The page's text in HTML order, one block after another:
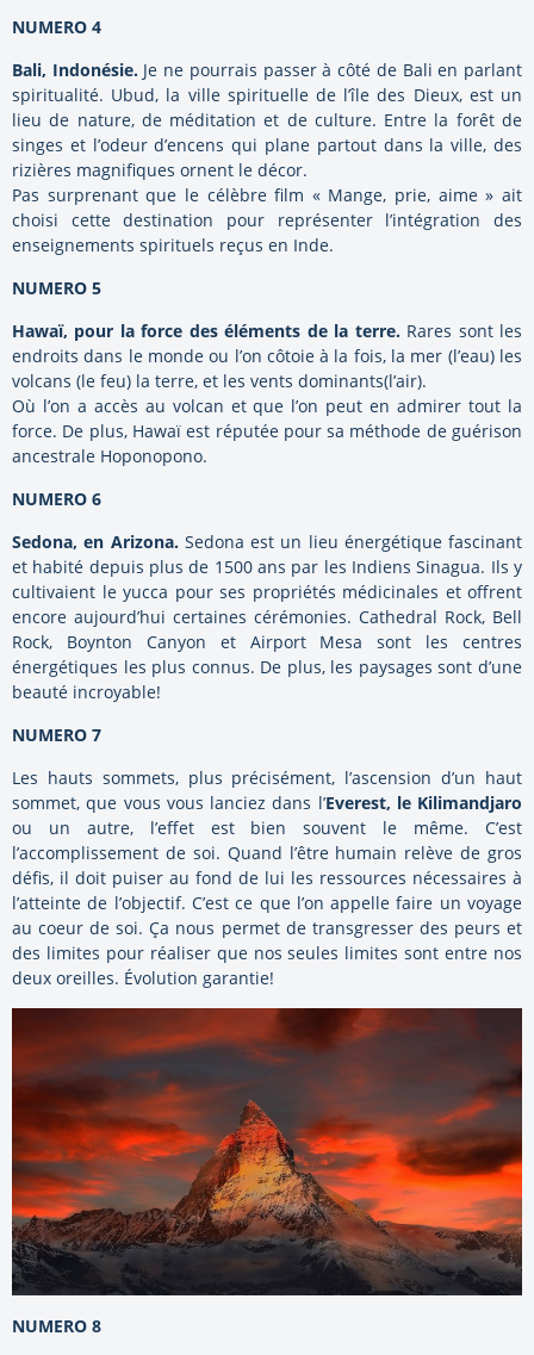
NUMERO 4
Bali, Indonésie.Je ne pourrais passer à côté de Bali en parlant
spiritualité. Ubud, la ville spirituelle de l’île des Dieux, est un
lieu de nature, de méditation et de culture. Entre la forêt de
singes et l’odeur d’encens qui plane partout dans la ville, des
rizières magnifiques ornent le décor.
Pas surprenant que le célèbre film « Mange, prie, aime » ait
choisi cette destination pour représenter l’intégration des
enseignements spirituels reçus en Inde.
NUMERO 5
Hawaï, pour la force des éléments de la terre.Rares sont les
endroits dans le monde ou l’on côtoie à la fois, la mer (l’eau) les
volcans (le feu) la terre, et les vents dominants(l’air).
Où l’on a accès au volcan et que l’on peut en admirer tout la
force. De plus, Hawaï est réputée pour sa méthode de guérison
ancestrale Hoponopono.
NUMERO 6
Sedona, en Arizona.Sedona est un lieu énergétique fascinant
et habité depuis plus de 1500 ans par les Indiens Sinagua. Ils y
cultivaient le yucca pour ses propriétés médicinales et offrent
encore aujourd’hui certaines cérémonies. Cathedral Rock, Bell
Rock, Boynton Canyon et Airport Mesa sont les centres
énergétiques les plus connus. De plus, les paysages sont d’une
beauté incroyable!
NUMERO 7
Les hauts sommets, plus précisément, l’ascension d’un haut
sommet, que vous vous lanciez dans l’Everest, le Kilimandjaro
ou un autre, l’effet est bien souvent le même. C’est
l’accomplissement de soi. Quand l’être humain relève de gros
défis, il doit puiser au fond de lui les ressources nécessaires à
l’atteinte de l’objectif. C’est ce que l’on appelle faire un voyage
au coeur de soi. Ça nous permet de transgresser des peurs et
des limites pour réaliser que nos seules limites sont entre nos
deux oreilles. Évolution garantie!
NUMERO 8